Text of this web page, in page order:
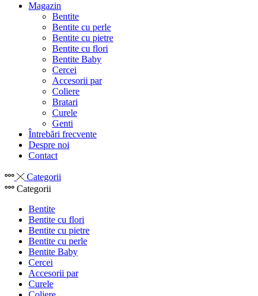
Magazin
Bentite
Bentite cu perle
Bentite cu pietre
Bentite cu flori
Bentite Baby
Cercei
Accesorii par
Coliere
Bratari
Curele
Genti
Întrebări frecvente
Despre noi
Contact
Categorii
Categorii
Bentite
Bentite cu flori
Bentite cu pietre
Bentite cu perle
Bentite Baby
Cercei
Accesorii par
Curele